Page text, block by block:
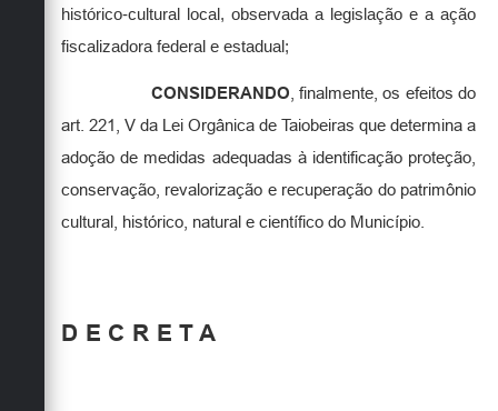
histórico-cultural local, observada a legislação e a ação
fiscalizadora federal e estadual;
CONSIDERANDO, finalmente, os efeitos do
art. 221, V da Lei Orgânica de Taiobeiras que determina a
adoção de medidas adequadas à identificação proteção,
conservação, revalorização e recuperação do patrimônio
cultural, histórico, natural e científico do Município.
DECRETA